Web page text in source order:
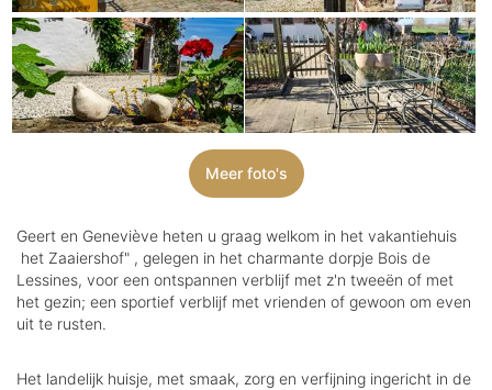
Meer foto's
Geert en Geneviève heten u graag welkom in het vakantiehuis
het Zaaiershof" , gelegen in het charmante dorpje Bois de
Lessines, voor een ontspannen verblijf met z'n tweeën of met
het gezin; een sportief verblijf met vrienden of gewoon om even
uit te rusten.
Het landelijk huisje, met smaak, zorg en verfijning ingericht in de